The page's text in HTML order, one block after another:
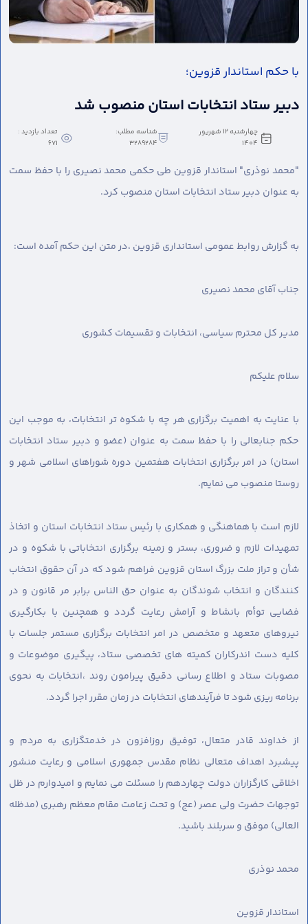
با حکم استاندار قزوین؛
دبیر ستاد انتخابات استان منصوب شد
چهارشنبه 12 شهریور
1404
شناسه مطلب:
3289284
تعداد بازدید :
671
"محمد نوذری" استاندار قزوین طی حکمی محمد نصیری را با حفظ سمت
به عنوان دبیر ستاد انتخابات استان منصوب کرد.
به گزارش روابط عمومی استانداری قزوین ،در متن این حکم آمده است:
جناب آقای محمد نصیری
مدیر کل محترم سیاسی، انتخابات و تقسیمات کشوری
سلام علیکم
با عنایت به اهمیت برگزاری هر چه با شکوه تر انتخابات، به موجب این
حکم جنابعالی را با حفظ سمت به عنوان (عضو و دبیر ستاد انتخابات
استان) در امر برگزاری انتخابات هفتمین دوره شوراهای اسلامی شهر و
روستا منصوب می نمایم.
لازم است با هماهنگی و همکاری با رئیس ستاد انتخابات استان و اتخاذ
تمهیدات لازم و ضروری، بستر و زمینه برگزاری انتخاباتی با شکوه و در
شأن و تراز ملت بزرگ استان قزوین فراهم شود که در آن حقوق انتخاب
کنندگان و انتخاب شوندگان به عنوان حق الناس برابر مر قانون و در
فضایی توأم بانشاط و آرامش رعایت گردد و همچنین با بکارگیری
نیروهای متعهد و متخصص در امر انتخابات برگزاری مستمر جلسات با
کلیه دست اندرکاران کمیته های تخصصی ستاد، پیگیری موضوعات و
مصوبات ستاد و اطلاع رسانی دقیق پیرامون روند ،انتخابات به نحوی
برنامه ریزی شود تا فرآیندهای انتخابات در زمان مقرر اجرا گردد.
از خداوند قادر متعال، توفیق روزافزون در خدمتگزاری به مردم و
پیشبرد اهداف متعالی نظام مقدس جمهوری اسلامی و رعایت منشور
اخلاقی کارگزاران دولت چهاردهم را مسئلت می نمایم و امیدوارم در ظل
توجهات حضرت ولی عصر (عج) و تحت زعامت مقام معظم رهبری (مدظله
العالی) موفق و سربلند باشید.
محمد نوذری
استاندار قزوین